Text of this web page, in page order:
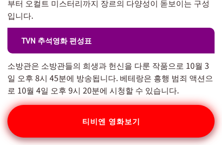
부터 오컬트 미스터리까지 장르의 다양성이 돋보이는 구성
입니다.
TVN 추석영화 편성표
소방관은 소방관들의 희생과 헌신을 다룬 작품으로 10월 3
일 오후 8시 45분에 방송됩니다. 베테랑은 흥행 범죄 액션으
로 10월 4일 오후 9시 20분에 시청할 수 있습니다.
티비엔 영화보기